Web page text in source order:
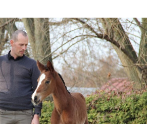
en de
Meer dan 100 specialisten
wereld kwamen samen om ideeën
paardvoeding en aanverwante
Emilie-Julie Bos
in het evenement.